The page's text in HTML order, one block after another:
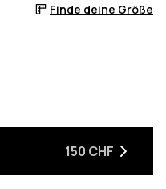
Finde deine Größe
150 CHF